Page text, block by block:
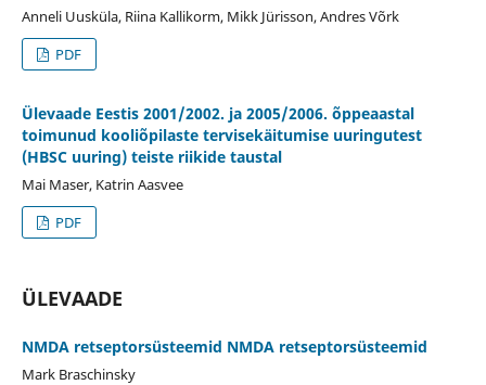
Anneli Uusküla, Riina Kallikorm, Mikk Jürisson, Andres Võrk
PDF
Ülevaade Eestis 2001/2002. ja 2005/2006. õppeaastal
toimunud kooliõpilaste tervisekäitumise uuringutest
(HBSC uuring) teiste riikide taustal
Mai Maser, Katrin Aasvee
PDF
ÜLEVAADE
NMDA retseptorsüsteemid NMDA retseptorsüsteemid
Mark Braschinsky